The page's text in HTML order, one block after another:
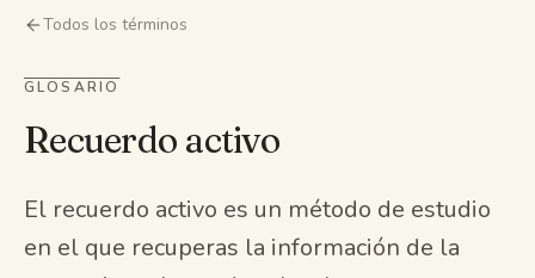
Funciones
Tarjetas con IA
Herramientas gratis
Precios
Todos los términos
GLOSARIO
Recuerdo activo
El recuerdo activo es un método de estudio
en el que recuperas la información de la